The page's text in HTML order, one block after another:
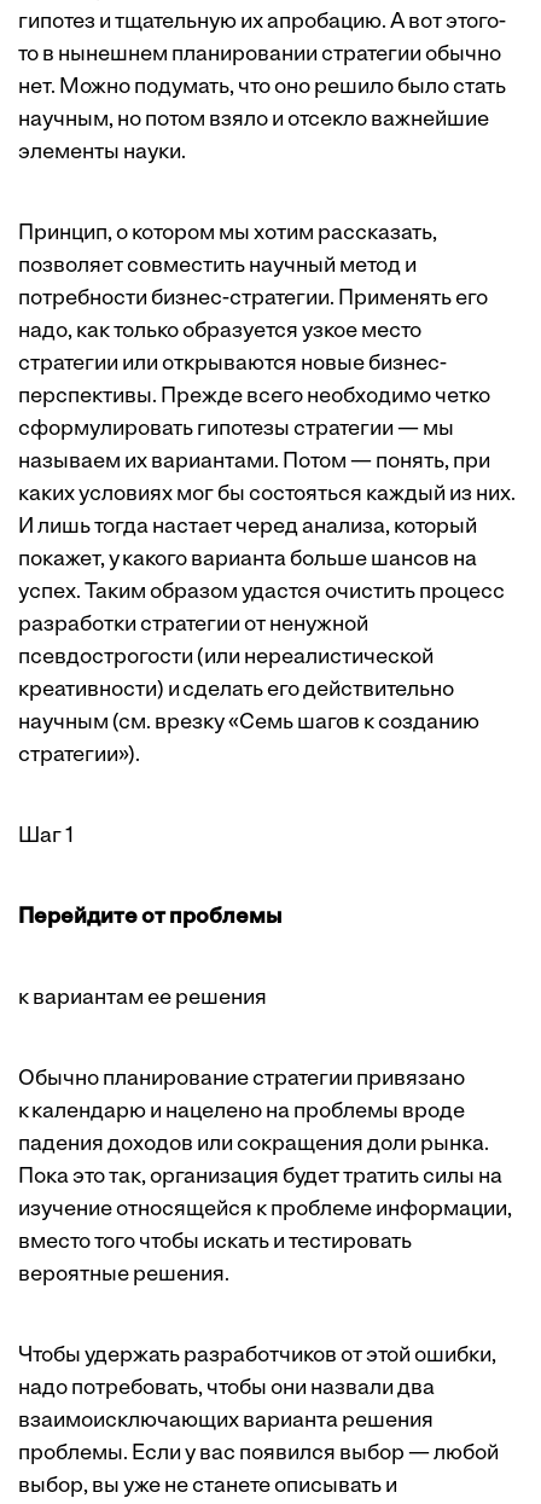
гипотез и тщательную их апробацию. А вот этого-
то в нынешнем планировании стратегии обычно
нет. Можно подумать, что оно решило было стать
научным, но потом взяло и отсекло важнейшие
элементы науки.
Принцип, о котором мы хотим рассказать,
позволяет совместить научный метод и
потребности бизнес-стратегии. Применять его
надо, как только образуется узкое место
стратегии или открываются новые бизнес-
перспективы. Прежде всего необходимо четко
сформулировать гипотезы стратегии — мы
называем их вариантами. Потом — понять, при
каких условиях мог бы состояться каждый из них.
И лишь тогда настает черед анализа, который
покажет, у какого варианта больше шансов на
успех. Таким образом удастся очистить процесс
разработки стратегии от ненужной
псевдострогости (или нереалистической
креативности) и сделать его действительно
научным (см. врезку «Семь шагов к созданию
стратегии»).
Шаг 1
Перейдите от проблемы
к вариантам ее решения
Обычно планирование стратегии привязано
к календарю и нацелено на проблемы вроде
падения доходов или сокращения доли рынка.
Пока это так, организация будет тратить силы на
изучение относящейся к проблеме информации,
вместо того чтобы искать и тестировать
вероятные решения.
Чтобы удержать разработчиков от этой ошибки,
надо потребовать, чтобы они назвали два
взаимоисключающих варианта решения
проблемы. Если у вас появился выбор — любой
выбор, вы уже не станете описывать и